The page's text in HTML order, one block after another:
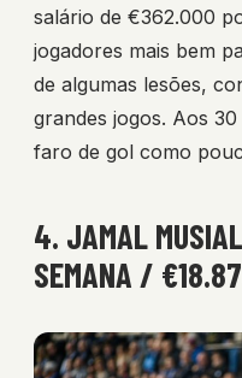
salário de €362.000
jogadores mais bem
de algumas lesões,
grandes jogos. Aos
faro de gol como
4. JAMAL
SEMANA /